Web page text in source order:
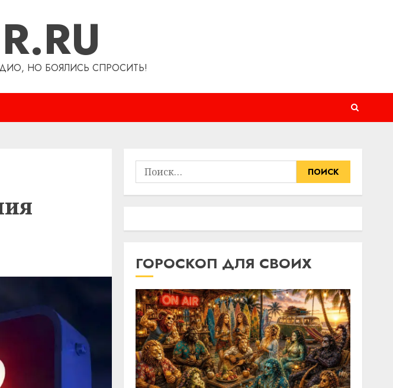
НО БОЯЛИСЬ СПРОСИТЬ!
Найти:
ГОРОСКОП ДЛЯ СВОИХ